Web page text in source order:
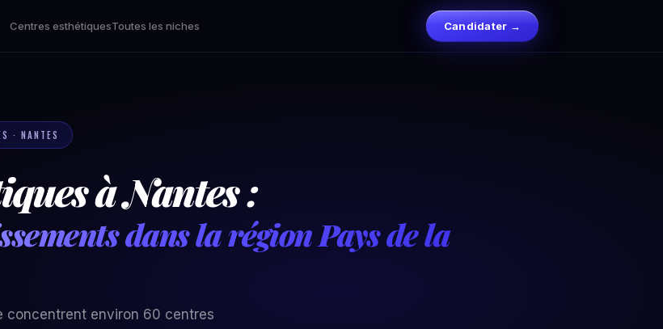
Centres esthétiquesToutes les niches Candidater →
· NANTES
à Nantes :
dans la région Pays de la
concentrent environ 60 centres